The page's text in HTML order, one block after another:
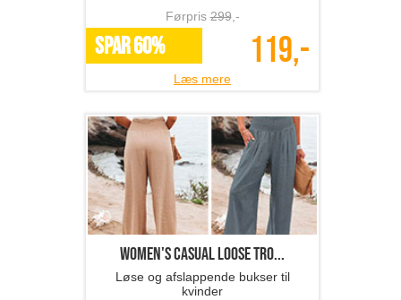
Førpris299,-
SPAR 60% 119,-
Læs mere
Women's casual loose tro...
Løse og afslappende bukser til
kvinder